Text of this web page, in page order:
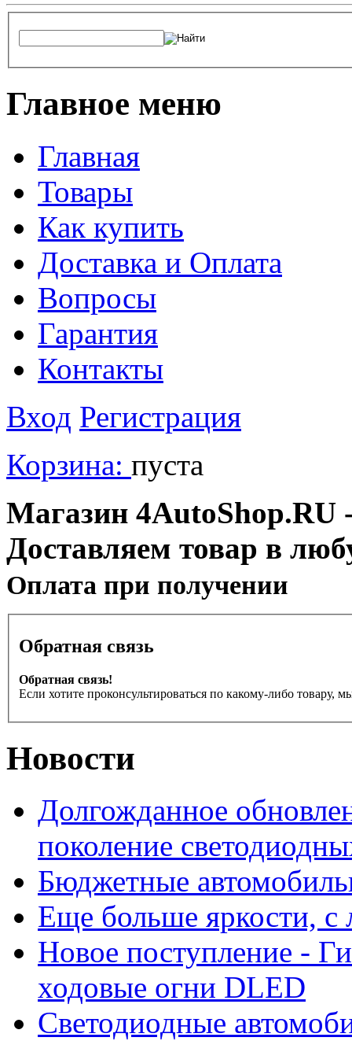
Главное меню
Главная
Товары
Как купить
Доставка и Оплата
Вопросы
Гарантия
Контакты
Вход Регистрация
Корзина: пуста
Магазин 4AutoShop.RU
Доставляем товар в
Оплата при получении
Обратная связь
Обратная связь!
Если хотите проконсультироваться по какому-либо товару,
Новости
Долгожданное
поколение
Бюджетные
Еще больше яркости,
Новое поступление -
ходовые огни DLED
Светодиодные